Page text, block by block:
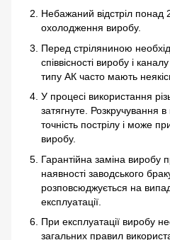
Небажаний відстріл понад
охолодження виробу.
Перед стріляниною
співвісності виробу і
типу АК часто мають
У процесі використання
затягнуте. Розкручування
точність пострілу і може
виробу.
Гарантійна заміна виробу
наявності заводського
розповсюджується на
експлуатації.
При експлуатації виробу
загальних правил